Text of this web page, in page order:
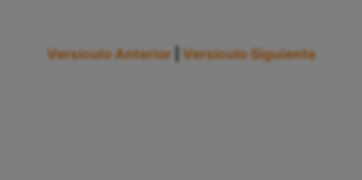
Versículo Anterior Versículo Siguiente